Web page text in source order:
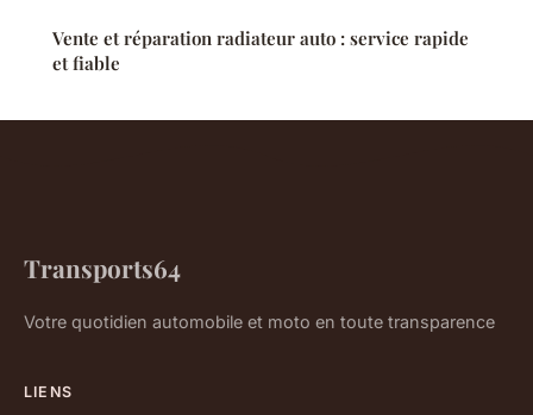
Vente et réparation radiateur auto : service rapide
et fiable
Transports64
Votre quotidien automobile et moto en toute transparence
LIENS